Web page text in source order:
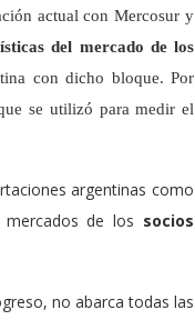
actual con Mercosur y
del mercado de los
con dicho bloque. Por
se utilizó para medir el
argentinas como
de los socios
no abarca todas las